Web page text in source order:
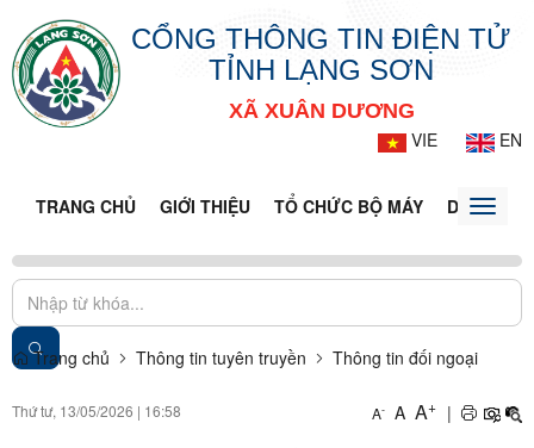
CỔNG THÔNG TIN ĐIỆN TỬ
TỈNH LẠNG SƠN
XÃ XUÂN DƯƠNG
VIE
EN
TRANG CHỦ GIỚI THIỆU TỔ CHỨC BỘ MÁY DOANH
Toggle
Trang chủ Thông tin tuyên truyền Thông tin đối ngoại
Thứ tư, 13/05/2026 | 16:58 A- A A+ |